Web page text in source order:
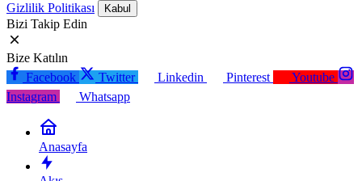
Gizlilik Politikası Kabul
Bizi Takip Edin
Bize Katılın
Facebook
Twitter Linkedin Pinterest
Youtube
Instagram
Whatsapp
Anasayfa